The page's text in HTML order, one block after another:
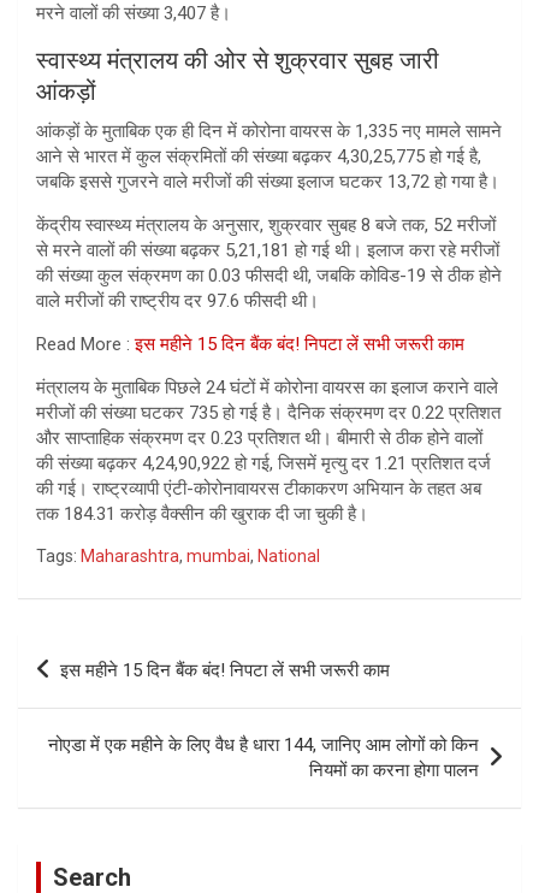
मरने वालों की संख्या 3,407 है।
स्वास्थ्य मंत्रालय की ओर से शुक्रवार सुबह जारी
आंकड़ों
आंकड़ों के मुताबिक एक ही दिन में कोरोना वायरस के 1,335 नए मामले सामने
आने से भारत में कुल संक्रमितों की संख्या बढ़कर 4,30,25,775 हो गई है,
जबकि इससे गुजरने वाले मरीजों की संख्या इलाज घटकर 13,72 हो गया है।
केंद्रीय स्वास्थ्य मंत्रालय के अनुसार, शुक्रवार सुबह 8 बजे तक, 52 मरीजों
से मरने वालों की संख्या बढ़कर 5,21,181 हो गई थी। इलाज करा रहे मरीजों
की संख्या कुल संक्रमण का 0.03 फीसदी थी, जबकि कोविड-19 से ठीक होने
वाले मरीजों की राष्ट्रीय दर 97.6 फीसदी थी।
Read More :इस महीने 15 दिन बैंक बंद! निपटा लें सभी जरूरी काम
मंत्रालय के मुताबिक पिछले 24 घंटों में कोरोना वायरस का इलाज कराने वाले
मरीजों की संख्या घटकर 735 हो गई है। दैनिक संक्रमण दर 0.22 प्रतिशत
और साप्ताहिक संक्रमण दर 0.23 प्रतिशत थी। बीमारी से ठीक होने वालों
की संख्या बढ़कर 4,24,90,922 हो गई, जिसमें मृत्यु दर 1.21 प्रतिशत दर्ज
की गई। राष्ट्रव्यापी एंटी-कोरोनावायरस टीकाकरण अभियान के तहत अब
तक 184.31 करोड़ वैक्सीन की खुराक दी जा चुकी है।
Tags: Maharashtra, mumbai, National
Post
navigation
इस महीने 15 दिन बैंक बंद! निपटा लें सभी जरूरी काम
नोएडा में एक महीने के लिए वैध है धारा 144, जानिए आम लोगों को किन
नियमों का करना होगा पालन
Search